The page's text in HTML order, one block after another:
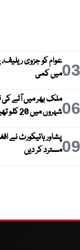
03عوام کو جزوی
میں کمی
06ملک بھر میں آٹے
شہروں میں 20 کلو تھیلا 100 روپے تک مہنگا
09پشاور ہائیکورٹ نے
مسترد کر دیں